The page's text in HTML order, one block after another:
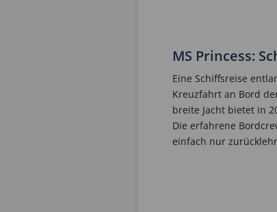
MS Princess:
Eine Schiffsreise
Kreuzfahrt an Bord
breite Jacht bietet in
Die erfahrene
einfach nur